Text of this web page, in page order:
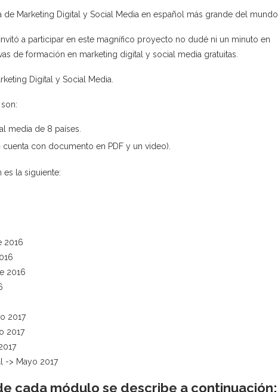
Marketing Digital y Social Media en español más grande del mundo.
a participar en este magnífico proyecto no dudé ni un minuto en
de formación en marketing digital y social media gratuitas.
Digital y Social Media.
media de 8 países.
con documento en PDF y un video).
la siguiente:
2016
2016
2017
2017
-> Mayo 2017
cada módulo se describe a continuación: